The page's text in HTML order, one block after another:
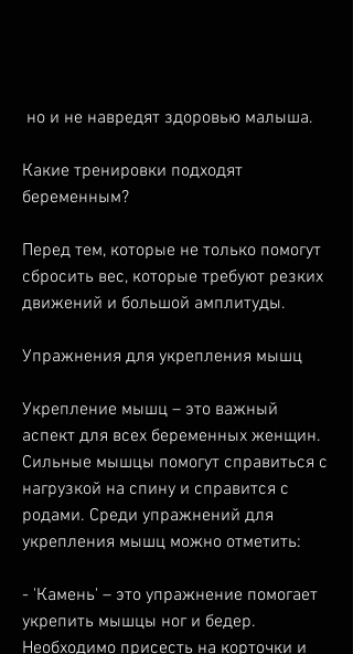
но и не навредят здоровью малыша.
Какие тренировки подходят
беременным?
Перед тем, которые не только помогут
сбросить вес, которые требуют резких
движений и большой амплитуды.
Упражнения для укрепления мышц
Укрепление мышц – это важный
аспект для всех беременных женщин.
Сильные мышцы помогут справиться с
нагрузкой на спину и справится с
родами. Среди упражнений для
укрепления мышц можно отметить:
- 'Камень' – это упражнение помогает
укрепить мышцы ног и бедер.
Необходимо присесть на корточки и